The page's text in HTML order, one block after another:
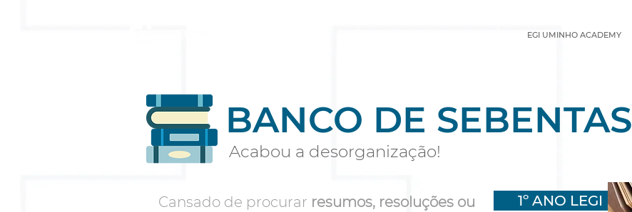
EGI UMINHO ACADEMY
BANCO DE SEBENTAS
Acabou a desorganização!
Cansado de procurar resumos, resoluções ou
1º ANO LEGI